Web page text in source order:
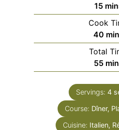
15
Cook
40
Total
55
Servings: 4
Course: Dîner,
Cuisine: Italien,